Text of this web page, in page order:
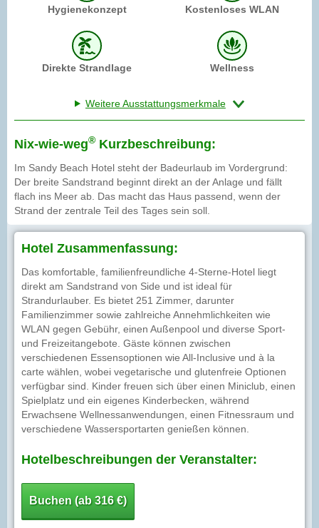
Hygienekonzept Kostenloses WLAN
Direkte Strandlage Wellness
Weitere Ausstattungsmerkmale
Nix-wie-weg® Kurzbeschreibung:
Im Sandy Beach Hotel steht der Badeurlaub im Vordergrund:
Der breite Sandstrand beginnt direkt an der Anlage und fällt
flach ins Meer ab. Das macht das Haus passend, wenn der
Strand der zentrale Teil des Tages sein soll.
Hotel Zusammenfassung:
Das komfortable, familienfreundliche 4-Sterne-Hotel liegt
direkt am Sandstrand von Side und ist ideal für
Strandurlauber. Es bietet 251 Zimmer, darunter
Familienzimmer sowie zahlreiche Annehmlichkeiten wie
WLAN gegen Gebühr, einen Außenpool und diverse Sport-
und Freizeitangebote. Gäste können zwischen
verschiedenen Essensoptionen wie All-Inclusive und à la
carte wählen, wobei vegetarische und glutenfreie Optionen
verfügbar sind. Kinder freuen sich über einen Miniclub, einen
Spielplatz und ein eigenes Kinderbecken, während
Erwachsene Wellnessanwendungen, einen Fitnessraum und
verschiedene Wassersportarten genießen können.
Hotelbeschreibungen der Veranstalter:
Buchen (ab 316 €)